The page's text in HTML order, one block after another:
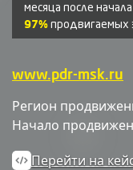
месяца после
97% продвигаемых
www.pdr-msk.ru
Регион
Начало
Перейти на